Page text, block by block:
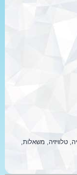
טלוויזיה, משאלות,